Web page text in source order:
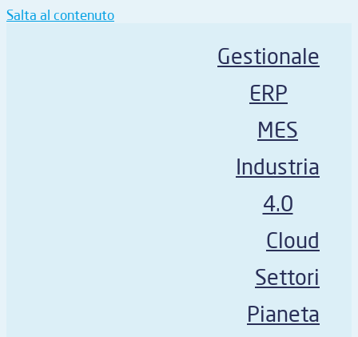
Salta al contenuto
Gestionale
ERP
MES
Industria
4.0
Cloud
Settori
Pianeta